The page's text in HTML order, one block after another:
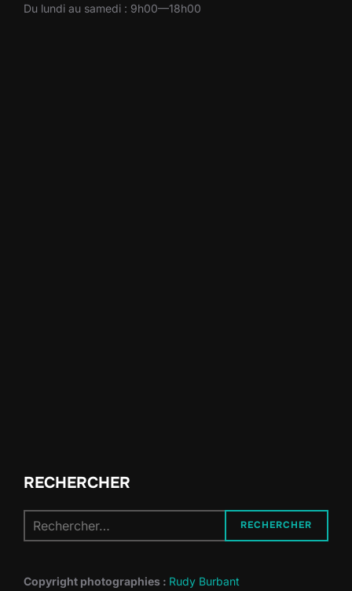
Du lundi au samedi : 9h00—18h00
RECHERCHER
pour :
RECHERCHER
Copyright photographies : Rudy Burbant